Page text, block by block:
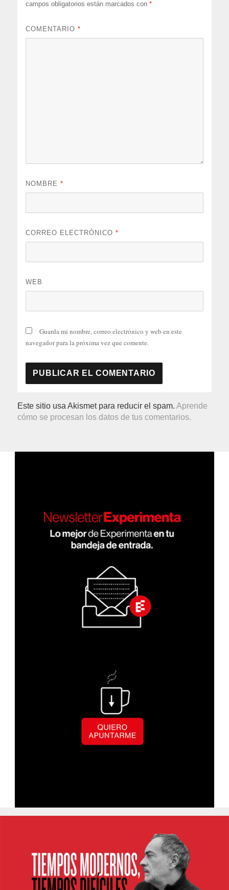
campos obligatorios están marcados con*
COMENTARIO*
NOMBRE*
CORREO ELECTRÓNICO*
WEB
Guarda mi nombre, correo electrónico y web en este
navegador para la próxima vez que comente.
Este sitio usa Akismet para reducir el spam.Aprende
cómo se procesan los datos de tus comentarios.